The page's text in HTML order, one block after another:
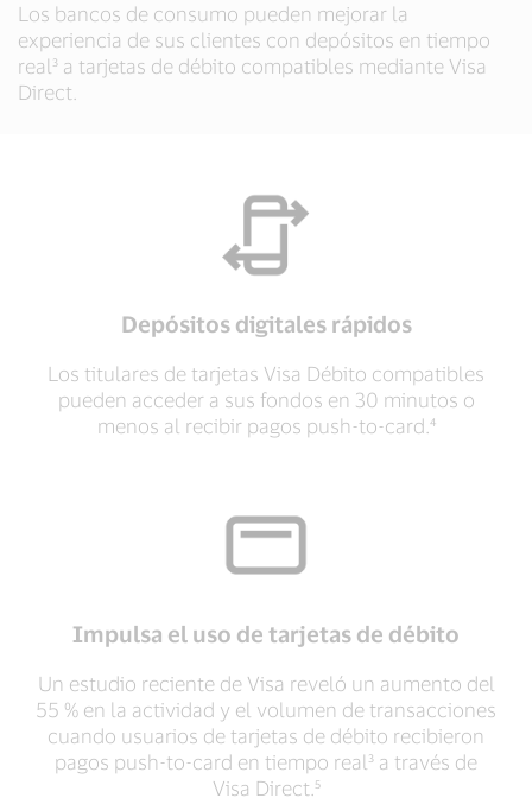
Los bancos de consumo pueden mejorar la
experiencia de sus clientes con depósitos en tiempo
real³ a tarjetas de débito compatibles mediante Visa
Direct.
Depósitos digitales rápidos
Los titulares de tarjetas Visa Débito compatibles
pueden acceder a sus fondos en 30 minutos o
menos al recibir pagos push-to-card.⁴
Impulsa el uso de tarjetas de débito
Un estudio reciente de Visa reveló un aumento del
55 % en la actividad y el volumen de transacciones
cuando usuarios de tarjetas de débito recibieron
pagos push-to-card en tiempo real³ a través de
Visa Direct.⁵